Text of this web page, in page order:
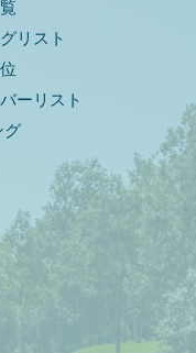
リスト
ーリスト
グ